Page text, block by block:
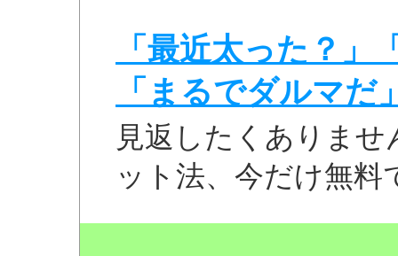
「最近太った？
「まるでダルマだ
見返したくありま
ット法、今だけ無料